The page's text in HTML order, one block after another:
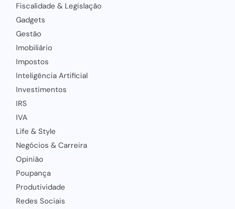
Fiscalidade & Legislação
Gadgets
Gestão
Imobiliário
Impostos
Inteligência Artificial
Investimentos
IRS
IVA
Life & Style
Negócios & Carreira
Opinião
Poupança
Produtividade
Redes Sociais